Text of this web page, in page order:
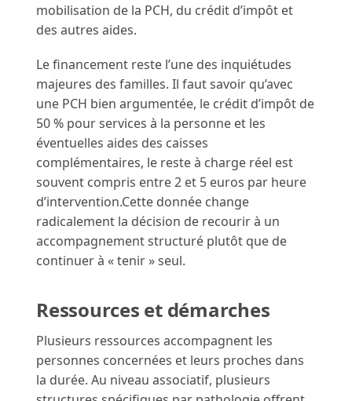
mobilisation de la PCH, du crédit d’impôt et
des autres aides.
Le financement reste l’une des inquiétudes
majeures des familles. Il faut savoir qu’avec
une PCH bien argumentée, le crédit d’impôt de
50 % pour services à la personne et les
éventuelles aides des caisses
complémentaires, le reste à charge réel est
souvent compris entre 2 et 5 euros par heure
d’intervention.Cette donnée change
radicalement la décision de recourir à un
accompagnement structuré plutôt que de
continuer à « tenir » seul.
Ressources et démarches
Plusieurs ressources accompagnent les
personnes concernées et leurs proches dans
la durée. Au niveau associatif, plusieurs